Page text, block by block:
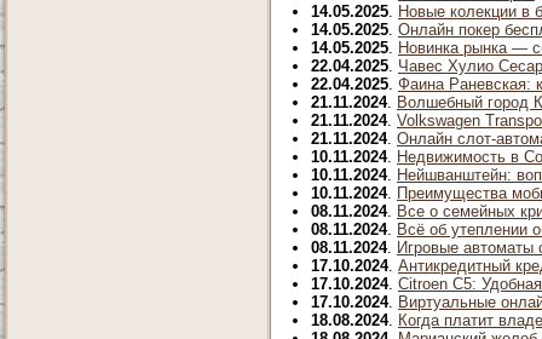
14.05.2025. Новые колекции в
14.05.2025. Онлайн покер
14.05.2025. Новинка рынка —
22.04.2025. Чавес Хулио Сесар
22.04.2025. Фаина Раневская:
21.11.2024. Волшебный город
21.11.2024. Volkswagen
21.11.2024. Онлайн слот-
10.11.2024. Недвижимость в
10.11.2024. Нейшванштейн:
10.11.2024. Преимущества
08.11.2024. Все о семейных
08.11.2024. Всё об утеплении
08.11.2024. Игровые автоматы
17.10.2024. Антикредитный
17.10.2024. Citroen C5:
17.10.2024. Виртуальные
18.08.2024. Когда платит